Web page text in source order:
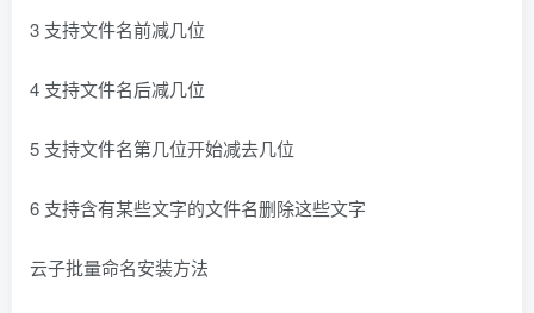
3 支持文件名前减几位
4 支持文件名后减几位
5 支持文件名第几位开始减去几位
6 支持含有某些文字的文件名删除这些文字
云子批量命名安装方法